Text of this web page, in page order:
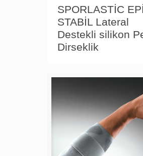
SPORLASTİC
STABİL Lateral
Destekli silikon
Dirseklik